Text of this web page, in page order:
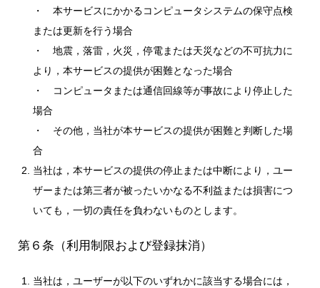
・ 本サービスにかかるコンピュータシステムの保守点検
または更新を行う場合
・ 地震，落雷，火災，停電または天災などの不可抗力に
より，本サービスの提供が困難となった場合
・ コンピュータまたは通信回線等が事故により停止した
場合
・ その他，当社が本サービスの提供が困難と判断した場
合
当社は，本サービスの提供の停止または中断により，ユー
ザーまたは第三者が被ったいかなる不利益または損害につ
いても，一切の責任を負わないものとします。
第６条（利用制限および登録抹消）
当社は，ユーザーが以下のいずれかに該当する場合には，